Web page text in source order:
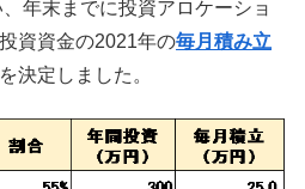
年末までに投資アロケーショ
資資金の2021年の毎月積み立
を決定しました。